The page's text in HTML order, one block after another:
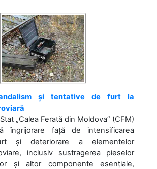
și tentative de furt la
„Calea Ferată din Moldova” (CFM)
îngrijorare față de intensificarea
și deteriorare a elementelor
inclusiv sustragerea pieselor
și altor componente esențiale,